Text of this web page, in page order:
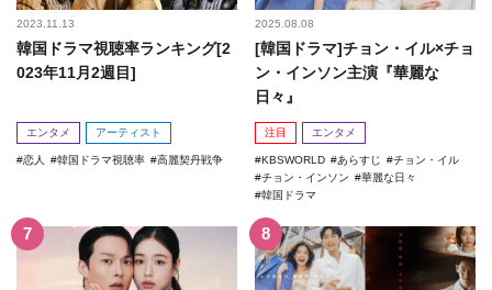
2023.11.13
韓国ドラマ視聴率ランキング[2
023年11月2週目]
エンタメ アーティスト
恋人 韓国ドラマ視聴率 高麗契丹戦争
2025.08.08
[韓国ドラマ]チョン・イル×チョ
ン・インソン主演『華麗な
日々』
注目 エンタメ
KBSWORLD あらすじ
チョン・イル
チョン・インソン
華麗な日々
韓国ドラマ